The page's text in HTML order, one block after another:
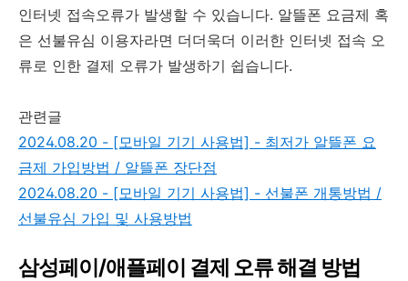
인터넷 접속오류가 발생할 수 있습니다. 알뜰폰 요금제 혹
은 선불유심 이용자라면 더더욱더 이러한 인터넷 접속 오
류로 인한 결제 오류가 발생하기 쉽습니다.
관련글
2024.08.20 - [모바일 기기 사용법] - 최저가 알뜰폰 요
금제 가입방법 / 알뜰폰 장단점
2024.08.20 - [모바일 기기 사용법] - 선불폰 개통방법 /
선불유심 가입 및 사용방법
삼성페이/애플페이 결제 오류 해결 방법